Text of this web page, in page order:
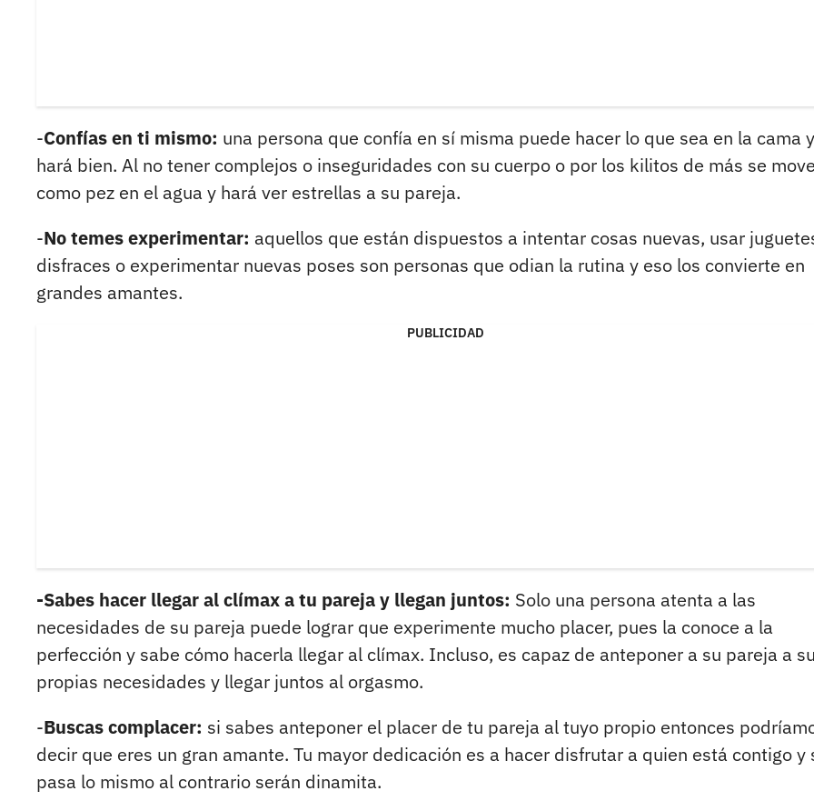
-Confías en ti mismo: una persona que confía en sí misma puede hacer lo que sea en la cama
hará bien. Al no tener complejos o inseguridades con su cuerpo o por los kilitos de más se
como pez en el agua y hará ver estrellas a su pareja.
-No temes experimentar: aquellos que están dispuestos a intentar cosas nuevas, usar
disfraces o experimentar nuevas poses son personas que odian la rutina y eso los convierte en
grandes amantes.
PUBLICIDAD
-Sabes hacer llegar al clímax a tu pareja y llegan juntos: Solo una persona atenta a las
necesidades de su pareja puede lograr que experimente mucho placer, pues la conoce a la
perfección y sabe cómo hacerla llegar al clímax. Incluso, es capaz de anteponer a su pareja a
propias necesidades y llegar juntos al orgasmo.
-Buscas complacer: si sabes anteponer el placer de tu pareja al tuyo propio entonces
decir que eres un gran amante. Tu mayor dedicación es a hacer disfrutar a quien está contigo y
pasa lo mismo al contrario serán dinamita.